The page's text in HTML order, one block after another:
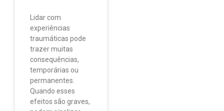
Lidar com
experiências
traumáticas pode
trazer muitas
consequências,
temporárias ou
permanentes.
Quando esses
efeitos são graves,